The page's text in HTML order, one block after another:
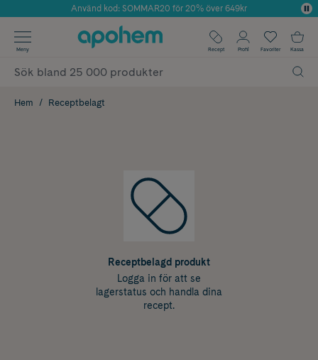
Årets Butik 2025 inom Skönhet
Använd kod: SOMMAR20 för 20% över 649kr
✓ Fri frakt
✓ Poäng på alla köp*
Meny Recept Profil Favoriter Kassa
Hem Receptbelagt
Receptbelagd produkt
Logga in för att se
lagerstatus och handla dina
recept.